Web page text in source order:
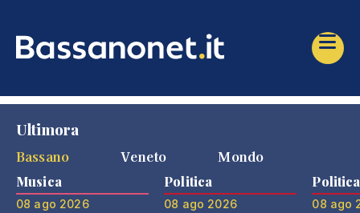
Ultimora
Bassano
Veneto Mondo
Musica
08 ago 2026
Politica
08 ago 2026
Politica
08 ago